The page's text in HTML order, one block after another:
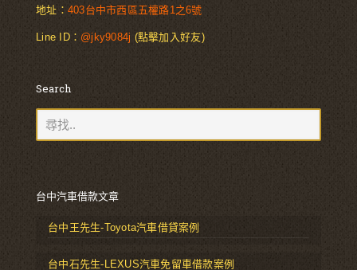
地址： 403台中市西區五權路1之6號
Line ID： @jky9084j (點擊加入好友)
Search
台中汽車借款文章
台中王先生-Toyota汽車借貸案例
台中石先生-LEXUS汽車免留車借款案例